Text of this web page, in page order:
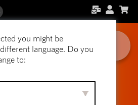
you might be
language. Do you
to: